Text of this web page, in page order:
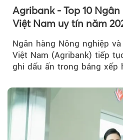
Agribank - Top 10
Việt Nam uy tín năm
Ngân hàng Nông nghiệp
Việt Nam (Agribank) tiếp
ghi dấu ấn trong bảng xếp